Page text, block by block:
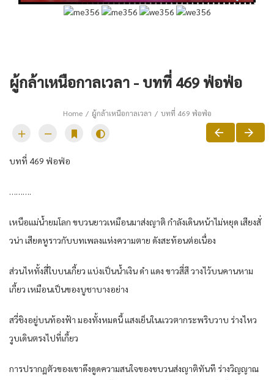
ผู้กล้าเหนือกาลเวลา - บทที่ 469 ฟ่อฟ่อ
Home ผู้กล้าเหนือกาลเวลา บทที่ 469 ฟ่อฟ่อ
บทที่ 469 ฟ่อฟ่อ
……….
เหนือแม่น้ำยมโลก ขบวนยาวเหมือนมาส่งญาติ กำลังเดินหน้าไม่หยุด เสียงสั่
วน่า เสียดหูราวกับบทเพลงแห่งความตาย ดังสะท้อนต่อเนื่อง
ส่วนไหทั้งสี่ใบบนเกี้ยว แบ่งเป็นน้ำเงิน ดำ แดง ขาวสี่สี วางไว้บนคานหาม
เกี้ยว เหมือนเป็นของบูชาบางอย่าง
สวี่ชิงอยู่บนท้องฟ้า มองทั้งหมดนี้ แสงเย็นในแววตากระพริบวาบ ร่างไหว
วูบเดินตรงไปที่เกี้ยว
การปรากฏตัวของเขาดึงดูดความสนใจของขบวนส่งญาติทันที ร่างวิญญาณ